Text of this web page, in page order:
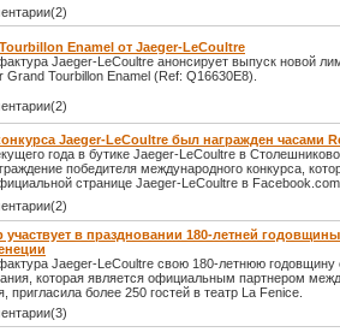
Enamel от Jaeger-LeCoultre
Jaeger-LeCoultre анонсирует выпуск новой
Grand Tourbillon Enamel (Ref: Q16630E8).
Jaeger-LeCoultre был награжден часами
года в бутике Jaeger-LeCoultre в
победителя международного конкурса,
странице Jaeger-LeCoultre в
участвует в праздновании 180-летней
Jaeger-LeCoultre свою 180-летнюю годовщину
которая является официальным партнером
пригласила более 250 гостей в театр La Fenice.